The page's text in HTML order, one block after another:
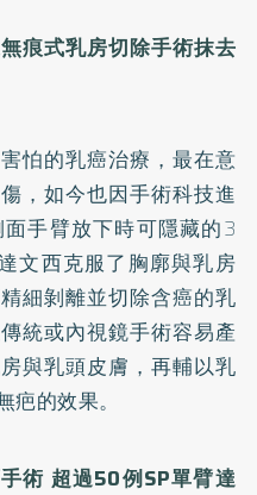
痕式乳房切除手術抹去
怕的乳癌治療，最在意
，如今也因手術科技進
手臂放下時可隱藏的3
文西克服了胸廓與乳房
細剝離並切除含癌的乳
統或內視鏡手術容易產
與乳頭皮膚，再輔以乳
的效果。
術 超過50例SP單臂達